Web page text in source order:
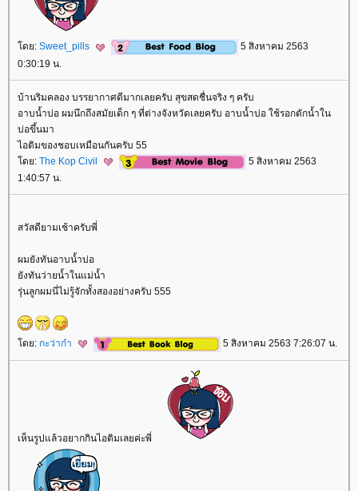
ดย: Sweet_pills
5 สิงหาคม 2563
0:30:19 น.
บ้านริมคลอง บรรยากาศดีมากเลยครับ สุขสดชื่นจริง ๆ ครับ
อาบน้ำบ่อ ผมนึกถึงสมัยเด็ก ๆ ที่ต่างจังหวัดเลยครับ อาบน้ำบ่อ ใช้รอกตักน้ำใน
บ่อขึ้นมา
ไอติมของชอบเหมือนกันครับ 55
ดย: The Kop Civil
5 สิงหาคม 2563
1:40:57 น.
สวัสดียามเช้าครับพี่
ผมยังทันอาบน้ำบ่อ
ังทันว่ายน้ำในแม่น้ำ
รุ่นลูกผมนี่ไม่รู้จักทั้งสองอย่างครับ 555
ดย: กะว่าก๋า 5 สิงหาคม 2563 7:26:07 น.
เห็นรูปแล้วอยากกินไอติมเลยค่ะพี่